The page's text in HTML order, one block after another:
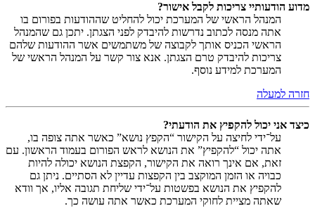
מדוע הודעותיי צריכות לקבל אישור?
המנהל הראשי של המערכת יכול להחליט שההודעות בפורום בו
אתה מנסה לכתוב נדרשות להיבדק לפני הצגתן. יתכן גם שהמנהל
הראשי הכניס אותך לקבוצה של משתמשים אשר ההודעות שלהם
צריכות להיבדק טרם הצגתן. אנא צור קשר על המנהל הראשי של
המערכת למידע נוסף.
חזרה למעלה
כיצד אני יכול להקפיץ את הודעתי?
על־ידי לחיצה על הקישור “הקפץ נושא” כאשר אתה צופה בו,
אתה יכול “להקפיץ” את הנושא לראש הפורום בעמוד הראשון. עם
זאת, אם אינך רואה את הקישור, הקפצת הנושא יכולה להיות
כבויה או הזמן המוקצב בין הקפצות עדיין לא הסתיים. ניתן גם
להקפיץ את הנושא בפשטות על־ידי שליחת תגובה אליו, אך וודא
שאתה מציית לחוקי המערכת כאשר אתה עושה כך.